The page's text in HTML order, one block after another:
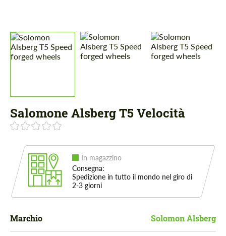
Salomone Alsberg T5 Velocità
In magazzino
Consegna:
Spedizione in tutto il mondo nel giro di
2-3 giorni
Marchio Solomon Alsberg